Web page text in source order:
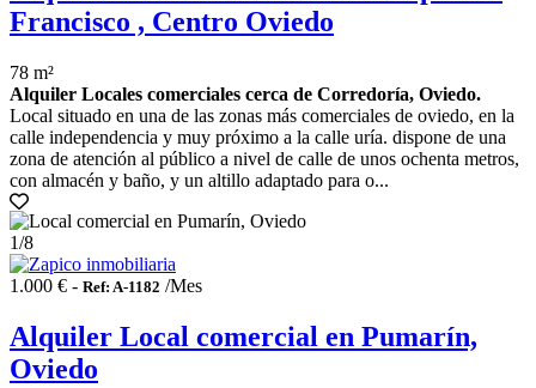
Francisco , Centro Oviedo
78 m²
Alquiler Locales comerciales cerca de Corredoría, Oviedo.
Local situado en una de las zonas más comerciales de oviedo, en la
calle independencia y muy próximo a la calle uría. dispone de una
zona de atención al público a nivel de calle de unos ochenta metros,
con almacén y baño, y un altillo adaptado para o...
1/8
1.000 € - Ref: A-1182 /Mes
Alquiler Local comercial en Pumarín,
Oviedo